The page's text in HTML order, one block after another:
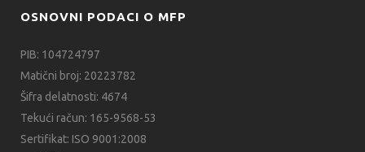
OSNOVNI PODACI O MFP
PIB: 104724797
Matični broj: 20223782
Šifra delatnosti: 4674
Tekući račun: 165-9568-53
Sertifikat: ISO 9001:2008